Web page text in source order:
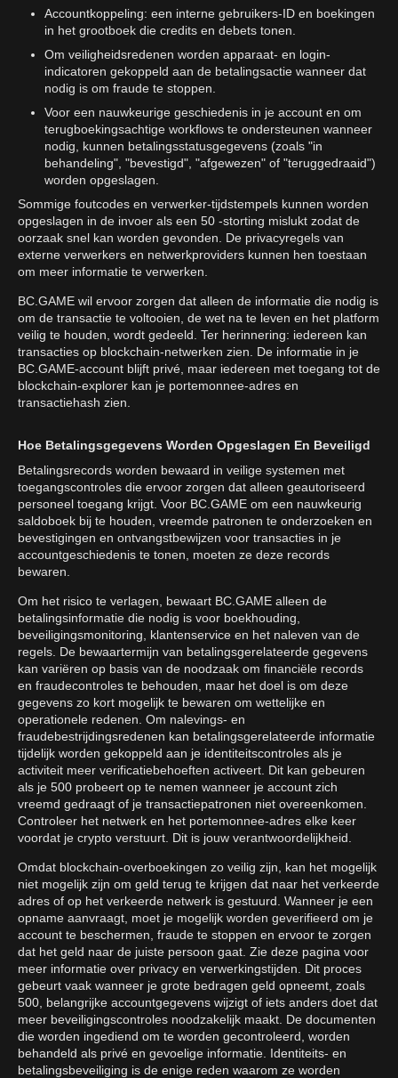
Accountkoppeling: een interne gebruikers-ID en boekingen
in het grootboek die credits en debets tonen.
Om veiligheidsredenen worden apparaat- en login-
indicatoren gekoppeld aan de betalingsactie wanneer dat
nodig is om fraude te stoppen.
Voor een nauwkeurige geschiedenis in je account en om
terugboekingsachtige workflows te ondersteunen wanneer
nodig, kunnen betalingsstatusgegevens (zoals "in
behandeling", "bevestigd", "afgewezen" of "teruggedraaid")
worden opgeslagen.
Sommige foutcodes en verwerker-tijdstempels kunnen worden
opgeslagen in de invoer als een 50 -storting mislukt zodat de
oorzaak snel kan worden gevonden. De privacyregels van
externe verwerkers en netwerkproviders kunnen hen toestaan
om meer informatie te verwerken.
BC.GAME wil ervoor zorgen dat alleen de informatie die nodig is
om de transactie te voltooien, de wet na te leven en het platform
veilig te houden, wordt gedeeld. Ter herinnering: iedereen kan
transacties op blockchain-netwerken zien. De informatie in je
BC.GAME-account blijft privé, maar iedereen met toegang tot de
blockchain-explorer kan je portemonnee-adres en
transactiehash zien.
Hoe Betalingsgegevens Worden Opgeslagen En Beveiligd
Betalingsrecords worden bewaard in veilige systemen met
toegangscontroles die ervoor zorgen dat alleen geautoriseerd
personeel toegang krijgt. Voor BC.GAME om een nauwkeurig
saldoboek bij te houden, vreemde patronen te onderzoeken en
bevestigingen en ontvangstbewijzen voor transacties in je
accountgeschiedenis te tonen, moeten ze deze records
bewaren.
Om het risico te verlagen, bewaart BC.GAME alleen de
betalingsinformatie die nodig is voor boekhouding,
beveiligingsmonitoring, klantenservice en het naleven van de
regels. De bewaartermijn van betalingsgerelateerde gegevens
kan variëren op basis van de noodzaak om financiële records
en fraudecontroles te behouden, maar het doel is om deze
gegevens zo kort mogelijk te bewaren om wettelijke en
operationele redenen. Om nalevings- en
fraudebestrijdingsredenen kan betalingsgerelateerde informatie
tijdelijk worden gekoppeld aan je identiteitscontroles als je
activiteit meer verificatiebehoeften activeert. Dit kan gebeuren
als je 500 probeert op te nemen wanneer je account zich
vreemd gedraagt of je transactiepatronen niet overeenkomen.
Controleer het netwerk en het portemonnee-adres elke keer
voordat je crypto verstuurt. Dit is jouw verantwoordelijkheid.
Omdat blockchain-overboekingen zo veilig zijn, kan het mogelijk
niet mogelijk zijn om geld terug te krijgen dat naar het verkeerde
adres of op het verkeerde netwerk is gestuurd. Wanneer je een
opname aanvraagt, moet je mogelijk worden geverifieerd om je
account te beschermen, fraude te stoppen en ervoor te zorgen
dat het geld naar de juiste persoon gaat. Zie deze pagina voor
meer informatie over privacy en verwerkingstijden. Dit proces
gebeurt vaak wanneer je grote bedragen geld opneemt, zoals
500, belangrijke accountgegevens wijzigt of iets anders doet dat
meer beveiligingscontroles noodzakelijk maakt. De documenten
die worden ingediend om te worden gecontroleerd, worden
behandeld als privé en gevoelige informatie. Identiteits- en
betalingsbeveiliging is de enige reden waarom ze worden